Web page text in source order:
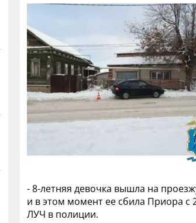
- 8-летняя девочка вышла на
и в этом момент ее сбила Приора с
ЛУЧ в полиции.